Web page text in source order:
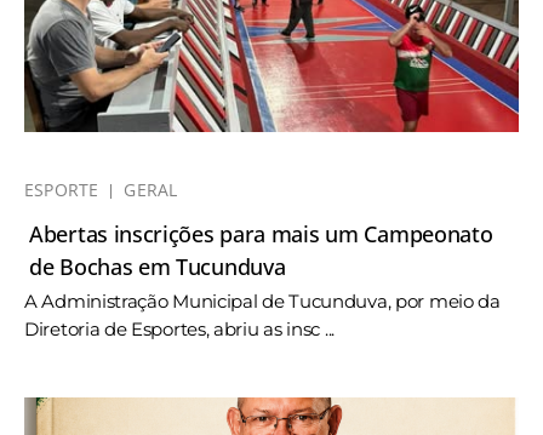
ESPORTE GERAL
Abertas inscrições para mais um Campeonato
de Bochas em Tucunduva
A Administração Municipal de Tucunduva, por meio da
Diretoria de Esportes, abriu as insc ...